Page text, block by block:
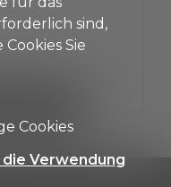
sind,
Sie
Cookies
Verwendung